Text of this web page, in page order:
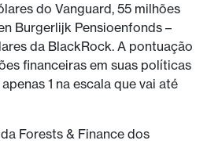
do Vanguard, 55 milhões
Burgerlijk Pensioenfonds –
da BlackRock. A pontuação
financeiras em suas políticas
1 na escala que vai até
Forests & Finance dos